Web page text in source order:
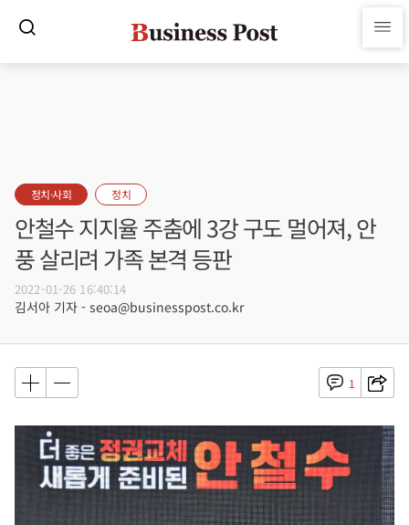
정치·사회 정치
안철수 지지율 주춤에 3강 구도 멀어져, 안
풍 살리려 가족 본격 등판
2022-01-26 16:40:14
김서아 기자 - seoa@businesspost.co.kr
1